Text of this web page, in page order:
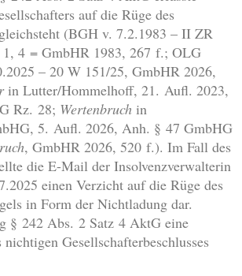
auf die Rüge des
(BGH v. 7.2.1983 – II ZR
4 = GmbHR 1983, 267 f.; OLG
– 20 W 151/25, GmbHR 2026,
in Lutter/Hommelhoff, 21. Aufl. 2023,
Rz. 28; Wertenbruch in
5. Aufl. 2026, Anh. § 47 GmbHG
, GmbHR 2026, 520 f.). Im Fall des
die E-Mail der Insolvenzverwalterin
einen Verzicht auf die Rüge des
in Form der Nichtladung dar.
§ 242 Abs. 2 Satz 4 AktG eine
Gesellschafterbeschlusses